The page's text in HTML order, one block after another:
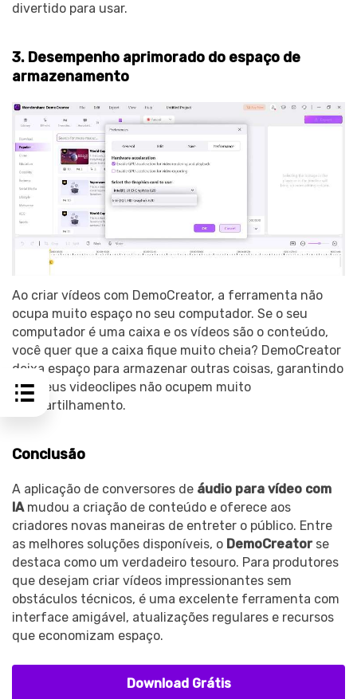
divertido para usar.
3. Desempenho aprimorado do espaço de
armazenamento
Ao criar vídeos com DemoCreator, a ferramenta não
ocupa muito espaço no seu computador. Se o seu
computador é uma caixa e os vídeos são o conteúdo,
você quer que a caixa fique muito cheia? DemoCreator
deixa espaço para armazenar outras coisas, garantindo
que seus videoclipes não ocupem muito
compartilhamento.
Conclusão
A aplicação de conversores de áudio para vídeo com
IAmudou a criação de conteúdo e oferece aos
criadores novas maneiras de entreter o público. Entre
as melhores soluções disponíveis, o DemoCreatorse
destaca como um verdadeiro tesouro. Para produtores
que desejam criar vídeos impressionantes sem
obstáculos técnicos, é uma excelente ferramenta com
interface amigável, atualizações regulares e recursos
que economizam espaço.
Download Grátis